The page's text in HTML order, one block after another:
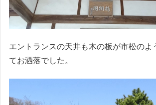
エントランスの天井も木の板が市松のよ
てお洒落でした。